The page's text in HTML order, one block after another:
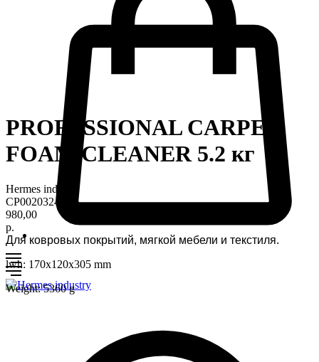
PROFESSIONAL CARPET
FOAM CLEANER 5.2 кг
Hermes industry
CP0020324
980,00
р.
Для ковровых покрытий, мягкой мебели и текстиля.
lwh: 170x120x305 mm
Weight: 5360 g